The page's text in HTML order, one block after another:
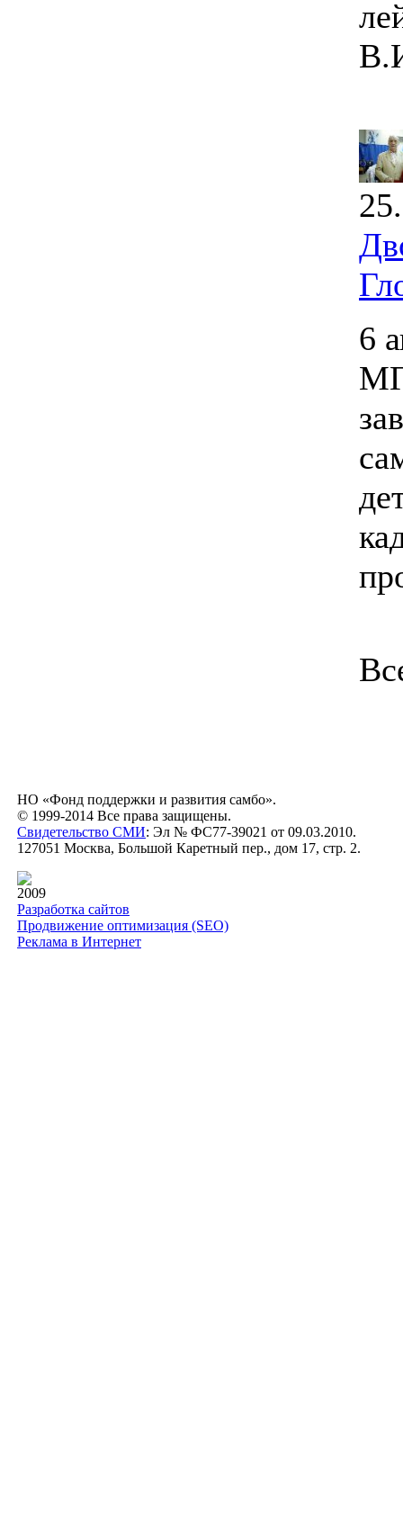
6
НО «Фонд поддержки и развития самбо».
© 1999-2014 Все права защищены.
Свидетельство СМИ: Эл № ФС77-39021 от 09.03.2010.
127051 Москва, Большой Каретный пер., дом 17, стр. 2.
2009
Разработка сайтов
Продвижение оптимизация (SEO)
Реклама в Интернет